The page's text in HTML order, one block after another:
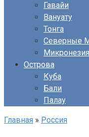
Гавайи
Вануату
Тонга
Северные
Микронезия
Острова
Куба
Бали
Палау
Главная » Россия